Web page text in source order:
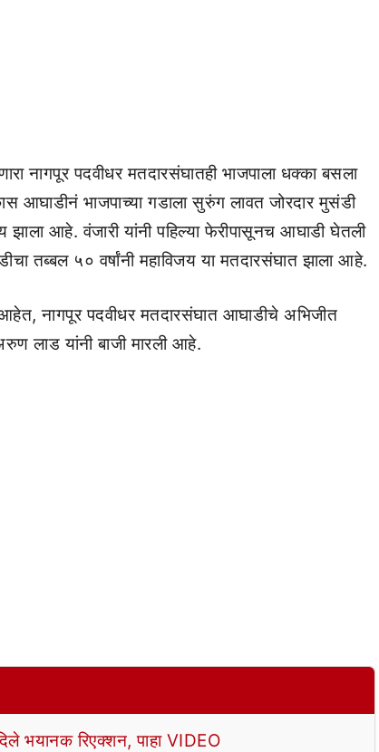
नागपूर पदवीधर मतदारसंघातही भाजपाला धक्का बसला
आघाडीनं भाजपाच्या गडाला सुरुंग लावत जोरदार मुसंडी
आहे. वंजारी यांनी पहिल्या फेरीपासूनच आघाडी घेतली
तब्बल ५० वर्षांनी महाविजय या मतदारसंघात झाला आहे.
नागपूर पदवीधर मतदारसंघात आघाडीचे अभिजीत
लाड यांनी बाजी मारली आहे.
भयानक रिएक्शन, पाहा VIDEO